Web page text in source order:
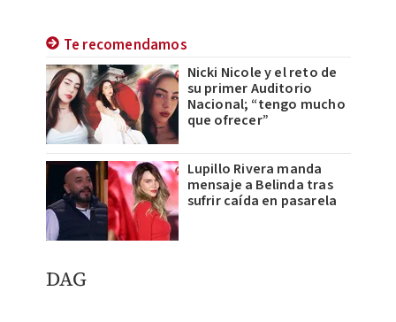
Te recomendamos
Nicki Nicole y el reto de
su primer Auditorio
Nacional; “tengo mucho
que ofrecer”
Lupillo Rivera manda
mensaje a Belinda tras
sufrir caída en pasarela
DAG